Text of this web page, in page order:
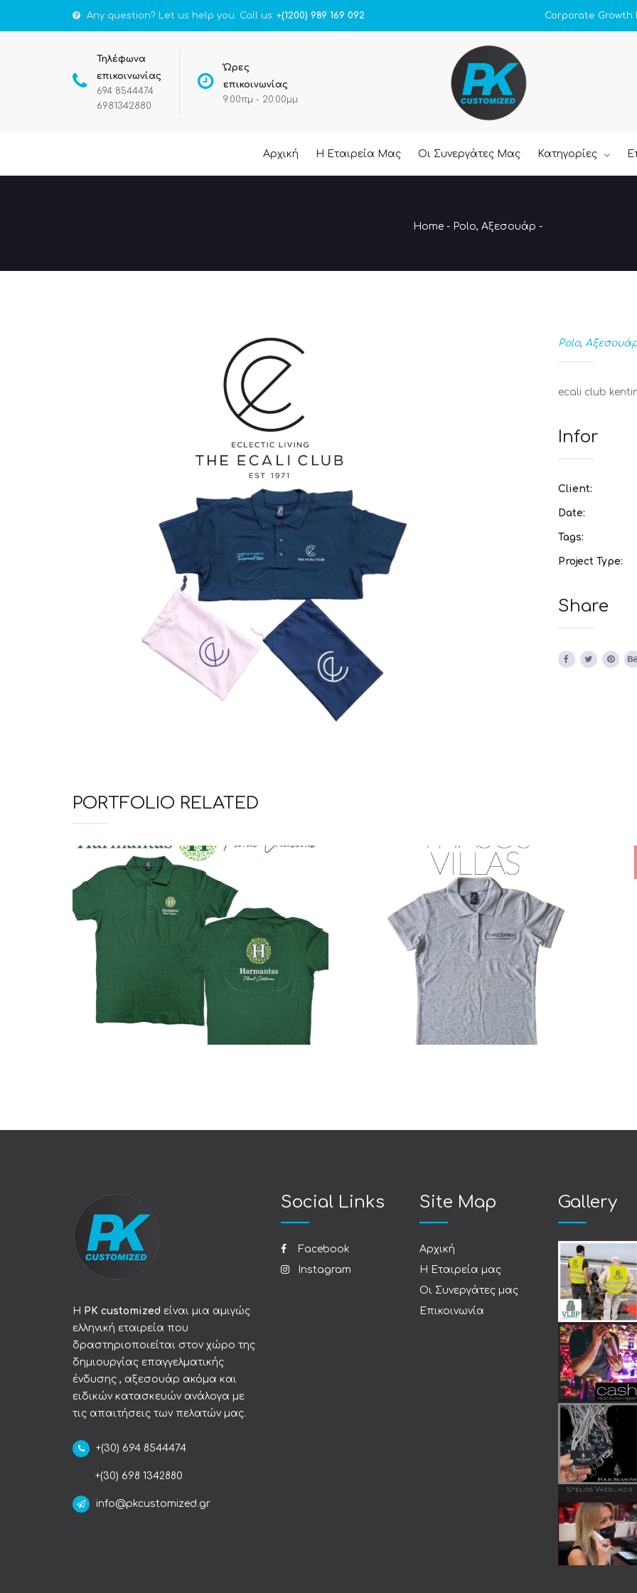
Any question? Let us help you. Call us: +(1200) 989 169 092 Corporate Growth
Τηλέφωνα
επικοινωνίας
694 8544474
6981342880
Ώρες
επικοινωνίας
9:00πμ - 20:00μμ
Αρχική Η Εταιρεία Μας Οι Συνεργάτες Μας Κατηγορίες
Home - Polo, Αξεσουάρ -
Polo,
ecali club
Infor
Client:
Date:
Tags:
Project Type:
Share
PORTFOLIO RELATED
Polo
Η PK customized είναι μια αμιγώς
ελληνική εταιρεία που
δραστηριοποιείται στον χώρο της
δημιουργίας επαγγελματικής
ένδυσης , αξεσουάρ ακόμα και
ειδικών κατασκευών ανάλογα με
τις απαιτήσεις των πελατών μας.
+(30) 694 8544474
+(30) 698 1342880
info@pkcustomized.gr
Social Links
Facebook
Instagram
Site Map
Αρχική
Η Εταιρεία μας
Οι Συνεργάτες μας
Επικοινωνία
Gallery